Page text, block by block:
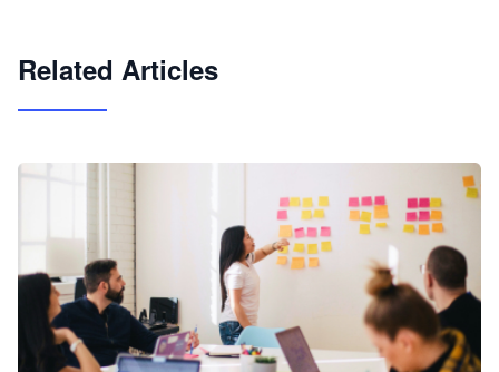
Related Articles